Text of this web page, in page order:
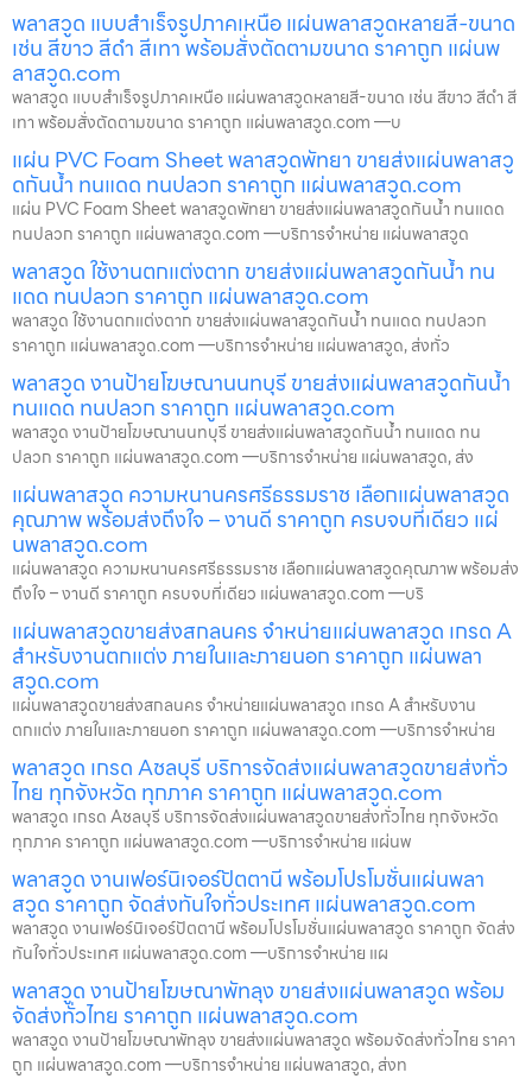
พลาสวูด แบบสำเร็จรูปภาคเหนือ แผ่นพลาสวูดหลายสี-ขนาด
เช่น สีขาว สีดำ สีเทา พร้อมสั่งตัดตามขนาด ราคาถูก แผ่นพ
ลาสวูด.com
พลาสวูด แบบสำเร็จรูปภาคเหนือ แผ่นพลาสวูดหลายสี-ขนาด เช่น สีขาว สีดำ สี
เทา พร้อมสั่งตัดตามขนาด ราคาถูก แผ่นพลาสวูด.com —บ
แผ่น PVC Foam Sheet พลาสวูดพัทยา ขายส่งแผ่นพลาสวู
ดกันน้ำ ทนแดด ทนปลวก ราคาถูก แผ่นพลาสวูด.com
แผ่น PVC Foam Sheet พลาสวูดพัทยา ขายส่งแผ่นพลาสวูดกันน้ำ ทนแดด
ทนปลวก ราคาถูก แผ่นพลาสวูด.com —บริการจำหน่าย แผ่นพลาสวูด
พลาสวูด ใช้งานตกแต่งตาก ขายส่งแผ่นพลาสวูดกันน้ำ ทน
แดด ทนปลวก ราคาถูก แผ่นพลาสวูด.com
พลาสวูด ใช้งานตกแต่งตาก ขายส่งแผ่นพลาสวูดกันน้ำ ทนแดด ทนปลวก
ราคาถูก แผ่นพลาสวูด.com —บริการจำหน่าย แผ่นพลาสวูด, ส่งทั่ว
พลาสวูด งานป้ายโฆษณานนทบุรี ขายส่งแผ่นพลาสวูดกันน้ำ
ทนแดด ทนปลวก ราคาถูก แผ่นพลาสวูด.com
พลาสวูด งานป้ายโฆษณานนทบุรี ขายส่งแผ่นพลาสวูดกันน้ำ ทนแดด ทน
ปลวก ราคาถูก แผ่นพลาสวูด.com —บริการจำหน่าย แผ่นพลาสวูด, ส่ง
แผ่นพลาสวูด ความหนานครศรีธรรมราช เลือกแผ่นพลาสวูด
คุณภาพ พร้อมส่งถึงใจ – งานดี ราคาถูก ครบจบที่เดียว แผ่
นพลาสวูด.com
แผ่นพลาสวูด ความหนานครศรีธรรมราช เลือกแผ่นพลาสวูดคุณภาพ พร้อมส่ง
ถึงใจ – งานดี ราคาถูก ครบจบที่เดียว แผ่นพลาสวูด.com —บริ
แผ่นพลาสวูดขายส่งสกลนคร จำหน่ายแผ่นพลาสวูด เกรด A
สำหรับงานตกแต่ง ภายในและภายนอก ราคาถูก แผ่นพลา
สวูด.com
แผ่นพลาสวูดขายส่งสกลนคร จำหน่ายแผ่นพลาสวูด เกรด A สำหรับงาน
ตกแต่ง ภายในและภายนอก ราคาถูก แผ่นพลาสวูด.com —บริการจำหน่าย
พลาสวูด เกรด Aชลบุรี บริการจัดส่งแผ่นพลาสวูดขายส่งทั่ว
ไทย ทุกจังหวัด ทุกภาค ราคาถูก แผ่นพลาสวูด.com
พลาสวูด เกรด Aชลบุรี บริการจัดส่งแผ่นพลาสวูดขายส่งทั่วไทย ทุกจังหวัด
ทุกภาค ราคาถูก แผ่นพลาสวูด.com —บริการจำหน่าย แผ่นพ
พลาสวูด งานเฟอร์นิเจอร์ปัตตานี พร้อมโปรโมชั่นแผ่นพลา
สวูด ราคาถูก จัดส่งทันใจทั่วประเทศ แผ่นพลาสวูด.com
พลาสวูด งานเฟอร์นิเจอร์ปัตตานี พร้อมโปรโมชั่นแผ่นพลาสวูด ราคาถูก จัดส่ง
ทันใจทั่วประเทศ แผ่นพลาสวูด.com —บริการจำหน่าย แผ
พลาสวูด งานป้ายโฆษณาพัทลุง ขายส่งแผ่นพลาสวูด พร้อม
จัดส่งทั่วไทย ราคาถูก แผ่นพลาสวูด.com
พลาสวูด งานป้ายโฆษณาพัทลุง ขายส่งแผ่นพลาสวูด พร้อมจัดส่งทั่วไทย ราคา
ถูก แผ่นพลาสวูด.com —บริการจำหน่าย แผ่นพลาสวูด, ส่งท